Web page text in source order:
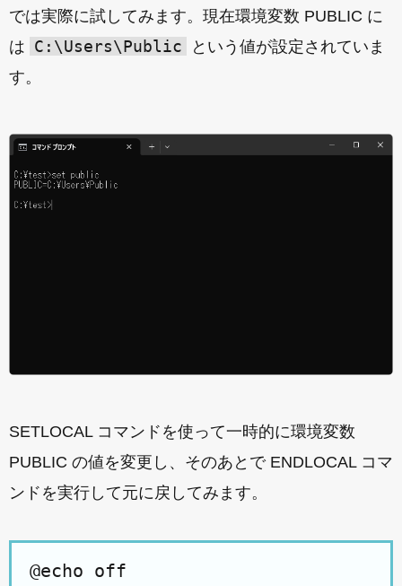
では実際に試してみます。現在環境変数 PUBLIC に
は C:\Users\Public
という値が設定されていま
す。
SETLOCAL コマンドを使って一時的に環境変数
PUBLIC の値を変更し、そのあとで ENDLOCAL コマ
ンドを実行して元に戻してみます。
@echo off